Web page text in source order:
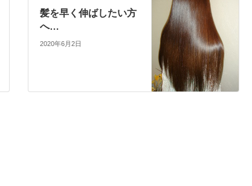
髪を早く伸ばしたい方
へ…
2020年6月2日